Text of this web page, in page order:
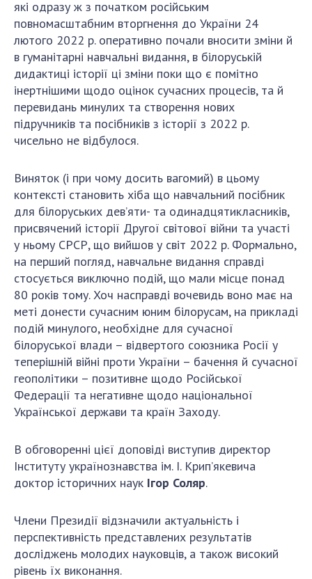
які одразу ж з початком російським
повномасштабним вторгнення до України 24
лютого 2022 р. оперативно почали вносити зміни й
в гуманітарні навчальні видання, в білоруській
дидактиці історії ці зміни поки що є помітно
інертнішими щодо оцінок сучасних процесів, та й
перевидань минулих та створення нових
підручників та посібників з історії з 2022 р.
чисельно не відбулося.
Виняток (і при чому досить вагомий) в цьому
контексті становить хіба що навчальний посібник
для білоруських дев’яти- та одинадцятикласників,
присвячений історії Другої світової війни та участі
у ньому СРСР, що вийшов у світ 2022 р. Формально,
на перший погляд, навчальне видання справді
стосується виключно подій, що мали місце понад
80 років тому. Хоч насправді вочевидь воно має на
меті донести сучасним юним білорусам, на прикладі
подій минулого, необхідне для сучасної
білоруської влади – відвертого союзника Росії у
теперішній війні проти України – бачення й сучасної
геополітики – позитивне щодо Російської
Федерації та негативне щодо національної
Української держави та країн Заходу.
В обговоренні цієї доповіді виступив директор
Інституту українознавства ім. І. Крип’якевича
доктор історичних наук Ігор Соляр.
Члени Президії відзначили актуальність і
перспективність представлених результатів
досліджень молодих науковців, а також високий
рівень їх виконання.